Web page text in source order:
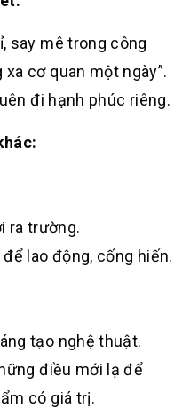
say mê trong công
cơ quan một ngày”.
đi hạnh phúc riêng.
ra trường.
lao động, cống hiến.
tạo nghệ thuật.
điều mới lạ để
có giá trị.